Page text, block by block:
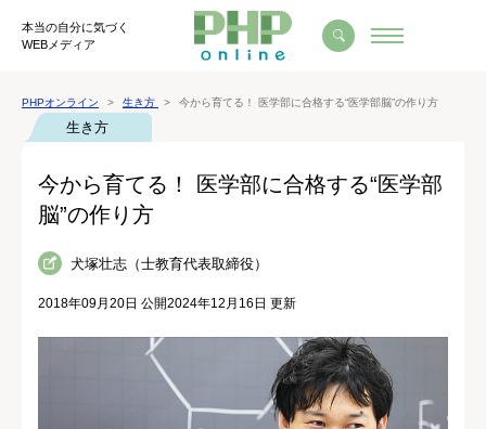
本当の自分に気づく
WEBメディア
PHPオンライン 生き方 今から育てる！ 医学部に合格する“医学部脳”の作り方
生き方
今から育てる！ 医学部に合格する“医学部
脳”の作り方
犬塚壮志（士教育代表取締役）
2018年09月20日 公開2024年12月16日 更新